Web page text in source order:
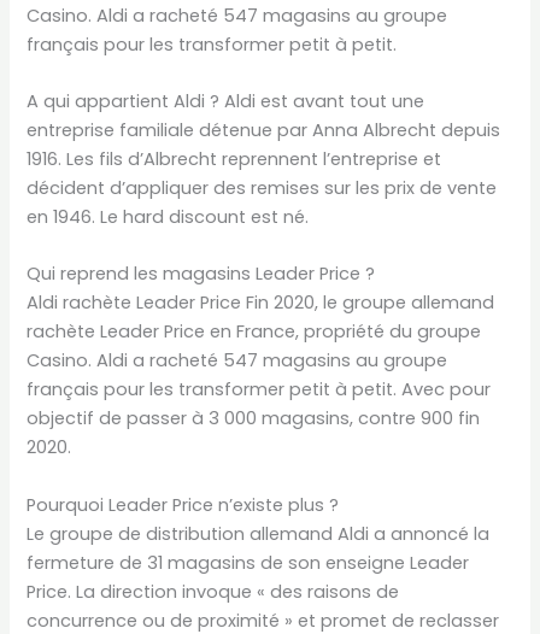
Casino. Aldi a racheté 547 magasins au groupe
français pour les transformer petit à petit.
A qui appartient Aldi ? Aldi est avant tout une
entreprise familiale détenue par Anna Albrecht depuis
1916. Les fils d’Albrecht reprennent l’entreprise et
décident d’appliquer des remises sur les prix de vente
en 1946. Le hard discount est né.
Qui reprend les magasins Leader Price ?
Aldi rachète Leader Price Fin 2020, le groupe allemand
rachète Leader Price en France, propriété du groupe
Casino. Aldi a racheté 547 magasins au groupe
français pour les transformer petit à petit. Avec pour
objectif de passer à 3 000 magasins, contre 900 fin
2020.
Pourquoi Leader Price n’existe plus ?
Le groupe de distribution allemand Aldi a annoncé la
fermeture de 31 magasins de son enseigne Leader
Price. La direction invoque « des raisons de
concurrence ou de proximité » et promet de reclasser